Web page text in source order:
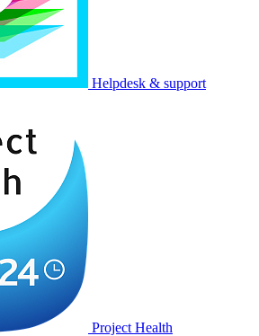
Helpdesk & support
Project Health